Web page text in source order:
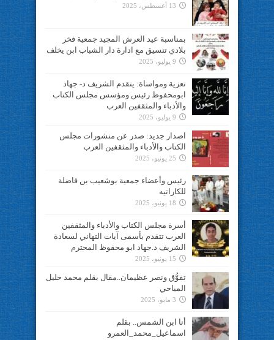
13 أغسطس، 2025
بمناسبة عيد العرش المجيد جمعية فخر
بلادي تنسيق مع ادارة دار الشباب ابن يخلف
9 يوليو، 2025
تعزية ومواساة: يتقدم الشريف د- جهاد
ابومحفوظ رئيس ومؤسس مجلس الكتاب
والأدباء والمثقفين العرب
9 يوليو، 2025
اصدار جديد: صدر عن منشورات مجلس
الكتاب والأدباء والمثقفين العرب
25 يونيو، 2025
رئيس وأعضاء جمعية بوشعيب بن فاضلة
للكاراتيه
18 يونيو، 2025
أسرة مجلس الكتاب والأدباء والمثقفين
العرب تتقدم بأسمى آيات التهاني لسعادة
الشريف د.جهاد ابو محفوظ المحترم
15 يونيو، 2025
تفوُّق ونصر عظيمان..مقال بقلم محمد خليل
المياحي
3 مايو، 2025
أنا ابن الشمس.. بقلم
اسماعيل_محمد_العمرو